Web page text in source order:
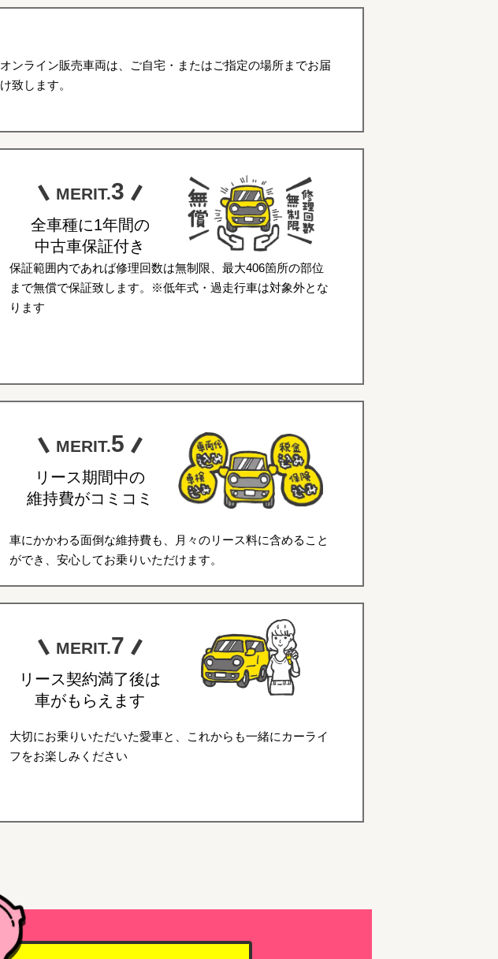
オンライン販売車両は、ご自宅・またはご指定の場所までお届
け致します。
MERIT.3
全車種に1年間の
中古車保証付き
保証範囲内であれば修理回数は無制限、最大406箇所の部位
まで無償で保証致します。※低年式・過走行車は対象外とな
ります
MERIT.5
リース期間中の
維持費がコミコミ
車にかかわる面倒な維持費も、月々のリース料に含めること
ができ、安心してお乗りいただけます。
MERIT.7
リース契約満了後は
車がもらえます
大切にお乗りいただいた愛車と、これからも一緒にカーライ
フをお楽しみください